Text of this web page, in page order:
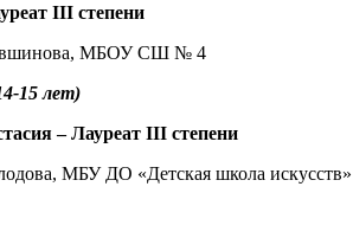
III степени
МБОУ СШ № 4
15 лет)
– Лауреат III степени
МБУ ДО «Детская школа искусств»